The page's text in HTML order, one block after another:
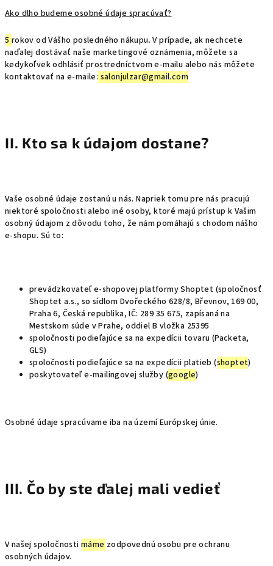
Ako dlho budeme osobné údaje spracúvať?
5 rokov od Vášho posledného nákupu. V prípade, ak nechcete
naďalej dostávať naše marketingové oznámenia, môžete sa
kedykoľvek odhlásiť prostredníctvom e-mailu alebo nás môžete
kontaktovať na e-maile: salonjulzar@gmail.com
II. Kto sa k údajom dostane?
Vaše osobné údaje zostanú u nás. Napriek tomu pre nás pracujú
niektoré spoločnosti alebo iné osoby, ktoré majú prístup k Vašim
osobný údajom z dôvodu toho, že nám pomáhajú s chodom nášho
e-shopu. Sú to:
prevádzkovateľ e-shopovej platformy Shoptet (spoločnosť
Shoptet a.s., so sídlom Dvořeckého 628/8, Břevnov, 169 00,
Praha 6, Česká republika, IČ: 289 35 675, zapísaná na
Mestskom súde v Prahe, oddiel B vložka 25395
spoločnosti podieľajúce sa na expedícii tovaru (Packeta,
GLS)
spoločnosti podieľajúce sa na expedícii platieb (shoptet)
poskytovateľ e-mailingovej služby (google)
Osobné údaje spracúvame iba na území Európskej únie.
III. Čo by ste ďalej mali vedieť
V našej spoločnostimáme zodpovednú osobu pre ochranu
osobných údajov.